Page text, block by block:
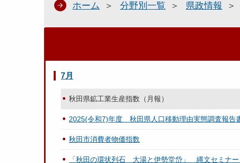
ホーム 分野別一覧 県政情報
7月
秋田県鉱工業生産指数（月報）
2025(令和7)年度 秋田県人口移動理由実態調査報告
秋田市消費者物価指数
「秋田の環状列石 大湯と伊勢堂岱」 縄文セミナ